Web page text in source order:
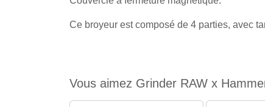
Ce broyeur est composé de 4 parties, avec
Vous aimez Grinder RAW x